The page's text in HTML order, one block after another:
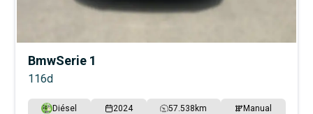
BmwSerie 1
116d
Diésel 2024 57.538 km Manual